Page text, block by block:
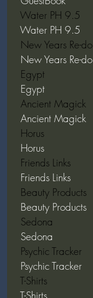
Water PH 9.5
Water PH 9.5
New Years Re-do
New Years Re-do
Egypt
Egypt
Ancient Magick
Ancient Magick
Horus
Horus
Friends Links
Friends Links
Beauty Products
Beauty Products
Sedona
Sedona
Psychic Tracker
Psychic Tracker
T-Shirts